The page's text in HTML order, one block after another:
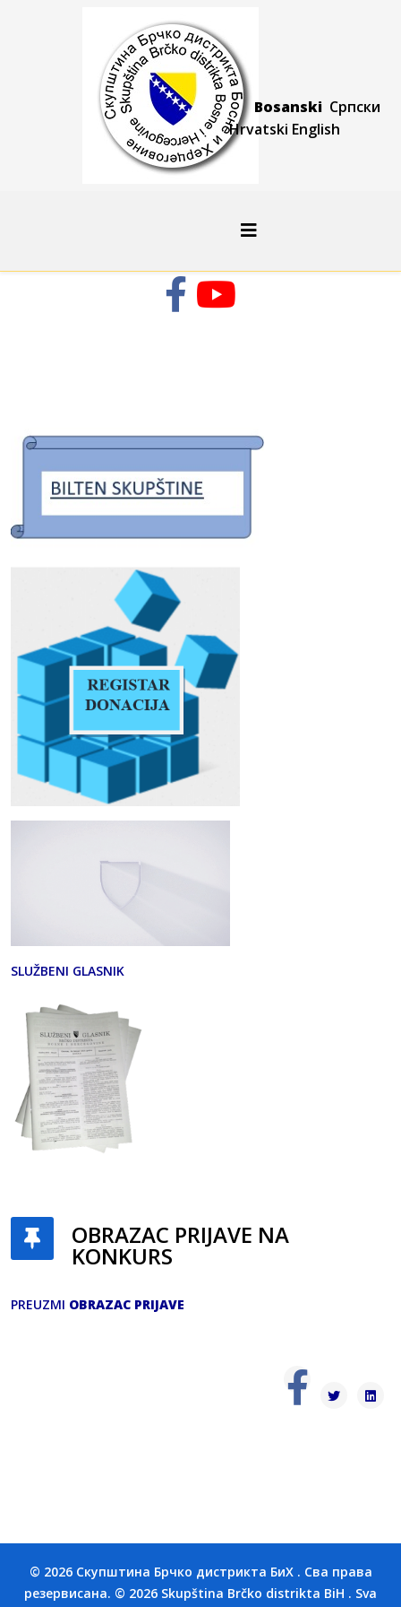
Bosanski Српски
Hrvatski English
SLUŽBENI GLASNIK
OBRAZAC PRIJAVE NA
KONKURS
PREUZMI OBRAZAC PRIJAVE
© 2026 Скупштина Брчко дистрикта БиХ . Сва права
резервисана. © 2026 Skupština Brčko distrikta BiH . Sva